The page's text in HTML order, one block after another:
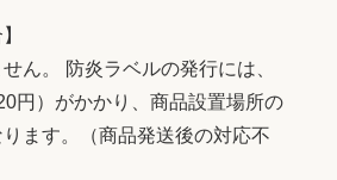
ん。 防炎ラベルの発行には、
円）がかかり、商品設置場所の
ます。（商品発送後の対応不